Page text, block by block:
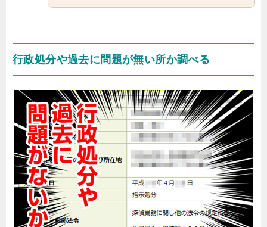
行政処分や過去に問題が無い所か調べる